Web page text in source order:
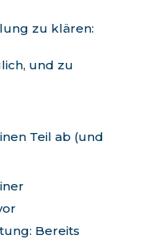
zu klären:
und zu
Teil ab (und
Bereits